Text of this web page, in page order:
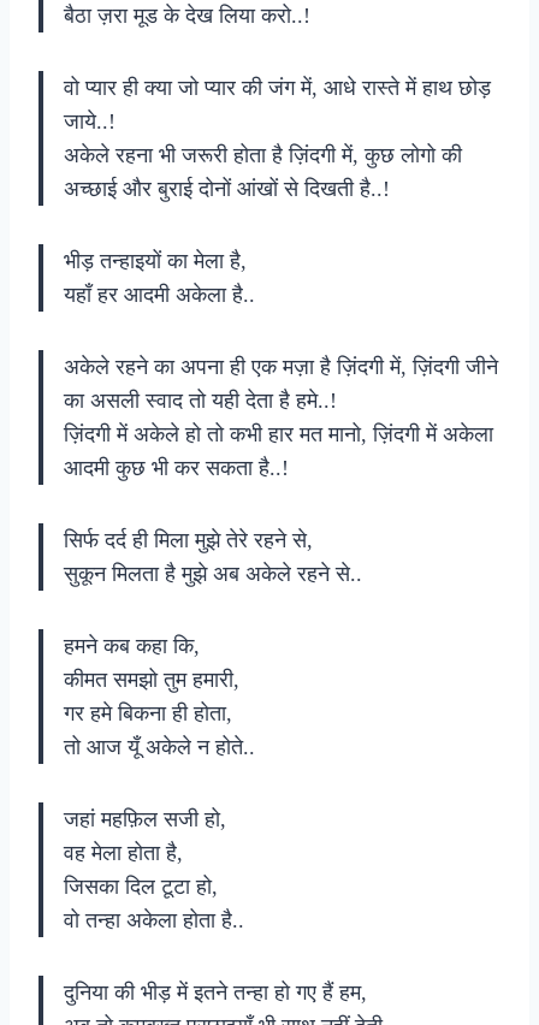
बैठा ज़रा मूड के देख लिया करो..!
वो प्यार ही क्या जो प्यार की जंग में, आधे रास्ते में हाथ छोड़
जाये..!
अकेले रहना भी जरूरी होता है ज़िंदगी में, कुछ लोगो की
अच्छाई और बुराई दोनों आंखों से दिखती है..!
भीड़ तन्हाइयों का मेला है,
यहाँ हर आदमी अकेला है..
अकेले रहने का अपना ही एक मज़ा है ज़िंदगी में, ज़िंदगी जीने
का असली स्वाद तो यही देता है हमे..!
ज़िंदगी में अकेले हो तो कभी हार मत मानो, ज़िंदगी में अकेला
आदमी कुछ भी कर सकता है..!
सिर्फ दर्द ही मिला मुझे तेरे रहने से,
सुकून मिलता है मुझे अब अकेले रहने से..
हमने कब कहा कि,
कीमत समझो तुम हमारी,
गर हमे बिकना ही होता,
तो आज यूँ अकेले न होते..
जहां महफ़िल सजी हो,
वह मेला होता है,
जिसका दिल टूटा हो,
वो तन्हा अकेला होता है..
दुनिया की भीड़ में इतने तन्हा हो गए हैं हम,